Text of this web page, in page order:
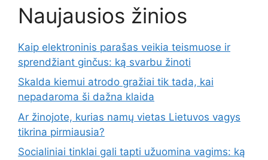
Naujausios žinios
Kaip elektroninis parašas veikia teismuose ir
sprendžiant ginčus: ką svarbu žinoti
Skalda kiemui atrodo gražiai tik tada, kai
nepadaroma ši dažna klaida
Ar žinojote, kurias namų vietas Lietuvos vagys
tikrina pirmiausia?
Socialiniai tinklai gali tapti užuomina vagims: ką